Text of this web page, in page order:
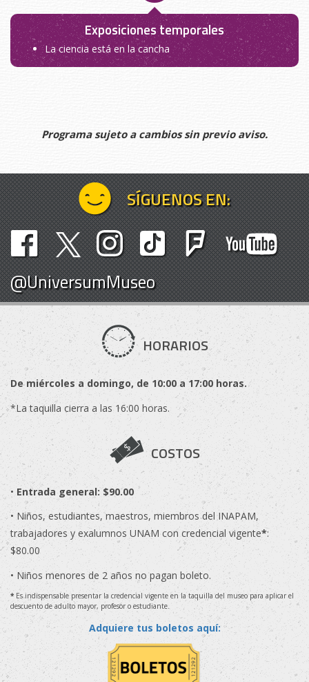
Exposiciones temporales
La ciencia está en la cancha
Programa sujeto a cambios sin previo aviso.
SÍGUENOS EN:
@UniversumMuseo
HORARIOS
De miércoles a domingo, de 10:00 a 17:00 horas.
*La taquilla cierra a las 16:00 horas.
COSTOS
• Entrada general: $90.00
• Niños, estudiantes, maestros, miembros del INAPAM,
trabajadores y exalumnos UNAM con credencial vigente*:
$80.00
• Niños menores de 2 años no pagan boleto.
* Es indispensable presentar la credencial vigente en la taquilla del museo para aplicar el
descuento de adulto mayor, profesor o estudiante.
Adquiere tus boletos aquí: